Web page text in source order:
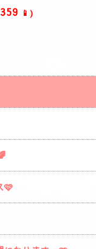
すと
りますそこの１９番に
。
願いしますね。
伺います。